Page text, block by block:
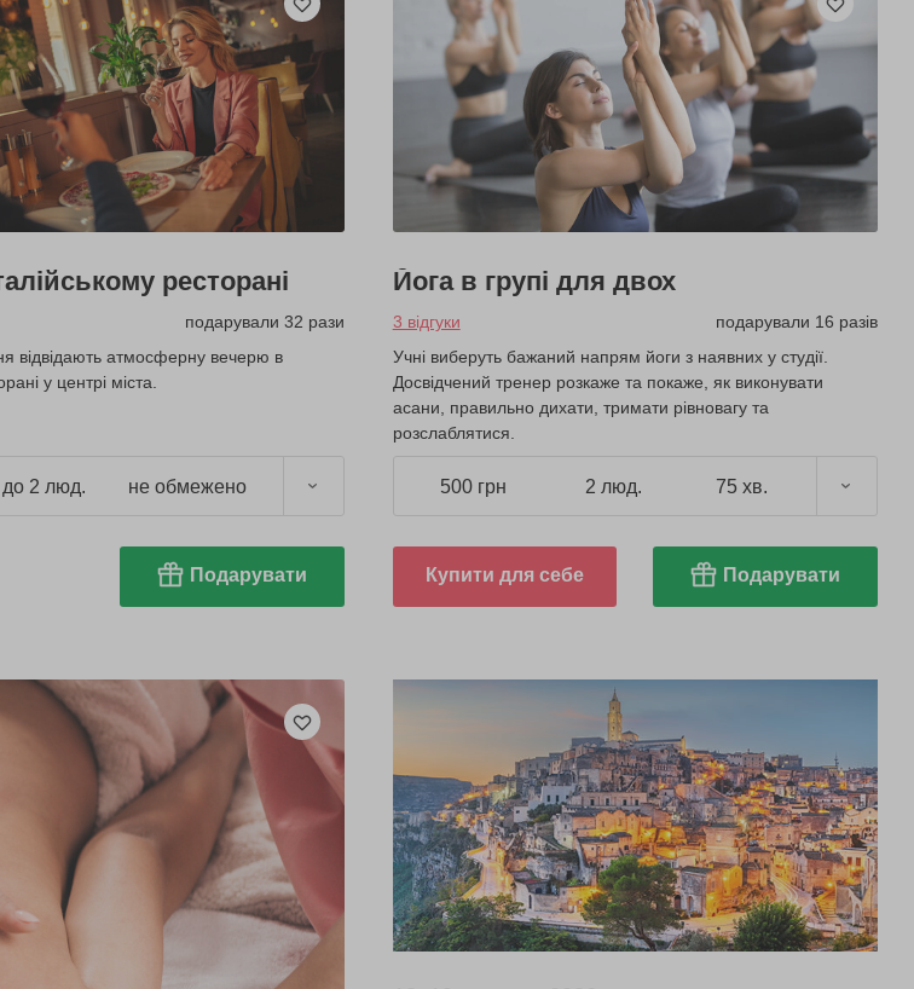
ресторані
подарували 32 рази
відвідають атмосферну вечерю в
у центрі міста.
до 2 люд. не обмежено
Подарувати
Йога в групі для двох
3 відгуки
подарували 16 разів
Учні виберуть бажаний напрям йоги з наявних у студії.
Досвідчений тренер розкаже та покаже, як виконувати
асани, правильно дихати, тримати рівновагу та
розслаблятися.
500 грн 2 люд. 75 хв.
Купити для себе Подарувати